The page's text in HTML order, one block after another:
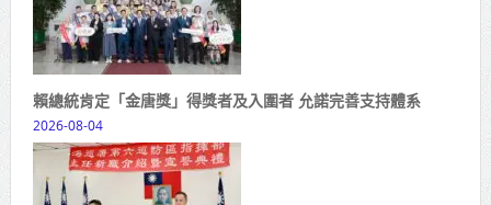
賴總統肯定「金唐獎」得獎者及入圍者 允諾完善支持體系
2026-08-04